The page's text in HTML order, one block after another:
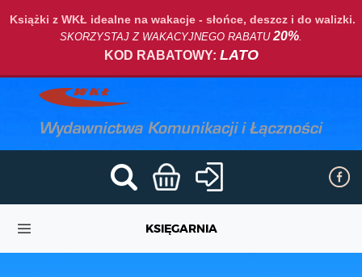
Książki z WKŁ idealne na wakacje - słońce, deszcz i do walizki.
SKORZYSTAJ Z WAKACYJNEGO RABATU20%.
KOD RABATOWY: LATO
KSIĘGARNIA